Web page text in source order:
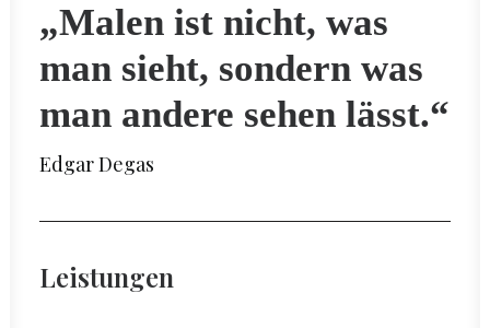
„Malen ist nicht, was
man sieht, sondern was
man andere sehen lässt.“
Edgar Degas
Leistungen